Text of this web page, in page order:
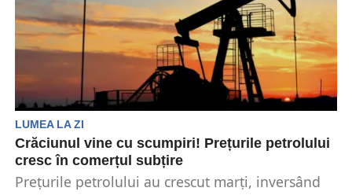
LUMEA LA ZI
Crăciunul vine cu scumpiri! Prețurile petrolului
cresc în comerțul subțire
Prețurile petrolului au crescut marți, inversând